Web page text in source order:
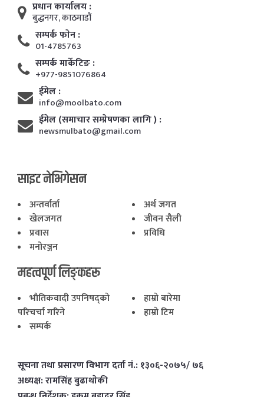
प्रधान कार्यालय :
बुद्धनगर, काठमाडाैं
सम्पर्क फाेन :
01-4785763
सम्पर्क मार्केटिङ :
+977-9851076864
ईमेल :
info@moolbato.com
ईमेल (समाचार सम्प्रेषणका लागि ) :
newsmulbato@gmail.com
साइट नेभिगेसन
अन्तर्वार्ता
अर्थ जगत
खेलजगत
जीवन सैली
प्रवास
प्रविधि
मनोरञ्जन
महत्वपूर्ण लिङ्कहरू
भाैतिकवादी उपनिषद्काे
परिचर्चा गरिने
हाम्राे बारेमा
हाम्राे टिम
सम्पर्क
सूचना तथा प्रसारण विभाग दर्ता नं.: १३०६-२०७५/ ७६
अध्यक्ष: रामसिंह बुढाथाेकी